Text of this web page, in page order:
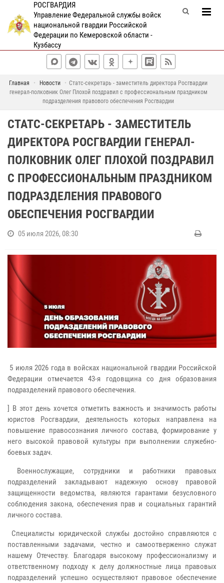
РОСГВАРДИЯ
Управление Федеральной службы войск
национальной гвардии Российской
Федерации по Кемеровской области -
Кузбассу
Главная Новости
Статс-секретарь - заместитель директора Росгвардии
генерал-полковник Олег Плохой поздравил с профессиональным праздником
подразделения правового обеспечения Росгвардии
СТАТС-СЕКРЕТАРЬ - ЗАМЕСТИТЕЛЬ
ДИРЕКТОРА РОСГВАРДИИ ГЕНЕРАЛ-
ПОЛКОВНИК ОЛЕГ ПЛОХОЙ ПОЗДРАВИЛ
С ПРОФЕССИОНАЛЬНЫМ ПРАЗДНИКОМ
ПОДРАЗДЕЛЕНИЯ ПРАВОВОГО
ОБЕСПЕЧЕНИЯ РОСГВАРДИИ
05 июля 2026, 08:30
5 июля 2026 года в войсках национальной гвардии Российской
Федерации отмечается 43-я годовщина со дня образования
подразделений правового обеспечения.
] В этот день хочется отметить важность и значимость работы
юристов Росгвардии, деятельность которых направлена на
повышение правосознания личного состава, формирование у
него высокой правовой культуры при выполнении служебно-
боевых задач.
Военнослужащие, сотрудники и работники правовых
подразделений закладывают надежную основу правовой
защищенности ведомства, являются гарантами безусловного
соблюдения закона, обеспечения прав и социальных гарантий
личного состава.
Специалисты юридической службы достойно справляются с
поставленными задачами, честно и самоотверженно служат
нашему Отечеству. Благодаря высокому профессионализму и
ответственному подходу к делу должностные лица правовых
подразделений успешно осуществляют правовое обеспечение